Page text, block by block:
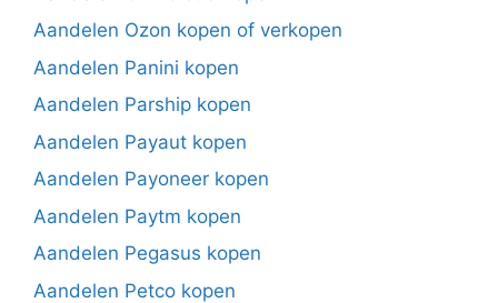
Aandelen Ozon kopen of verkopen
Aandelen Panini kopen
Aandelen Parship kopen
Aandelen Payaut kopen
Aandelen Payoneer kopen
Aandelen Paytm kopen
Aandelen Pegasus kopen
Aandelen Petco kopen